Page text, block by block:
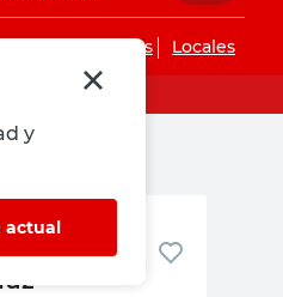
y
actual
de instalaciones Locales
1